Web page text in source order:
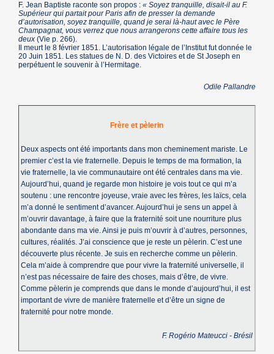
F. Jean Baptiste raconte son propos : « Soyez tranquille, disait-il au F.
Supérieur qui partait pour Paris afin de presser la demande
d’autorisation, soyez tranquille, quand je serai là-haut avec le Père
Champagnat, vous verrez que nous arrangerons cette affaire tous les
deux(Vie p. 266).
Il meurt le 8 février 1851. L’autorisation légale de l’Institut fut donnée le
20 Juin 1851. Les statues de N. D. des Victoires et de St Joseph en
perpétuent le souvenir à l’Hermitage.
Odile Pallandre
Frère et pèlerin
Deux aspects ont été importants dans mon cheminement mariste. Le
premier c’est la vie fraternelle. Depuis le temps de ma formation, la
vie fraternelle, la vie communautaire ont été centrales dans ma vie.
Aujourd’hui, quand je regarde mon histoire je vois tout ce qui m’a
soutenu : une rencontre joyeuse, vraie avec les frères, les laïcs, cela
m’a donné le sentiment d’avancer. Aujourd’hui je sens un appel à
m’ouvrir davantage, à faire que la fraternité soit une nourriture plus
abondante dans ma vie. Ainsi je puis m’ouvrir à d’autres, personnes,
cultures, réalités. J’ai conscience que je reste un pèlerin. C’est une
découverte plus récente. Je suis en recherche comme un pèlerin.
Cela m’aide à comprendre que pour vivre la fraternité universelle, il
n’est pas nécessaire de faire des choses, mais d’être, de vivre.
Comme pèlerin je comprends que dans le monde d’aujourd’hui, il est
important de vivre de manière fraternelle et d’être un signe de
fraternité pour notre monde.
F. Rogério Mateucci - Brésil